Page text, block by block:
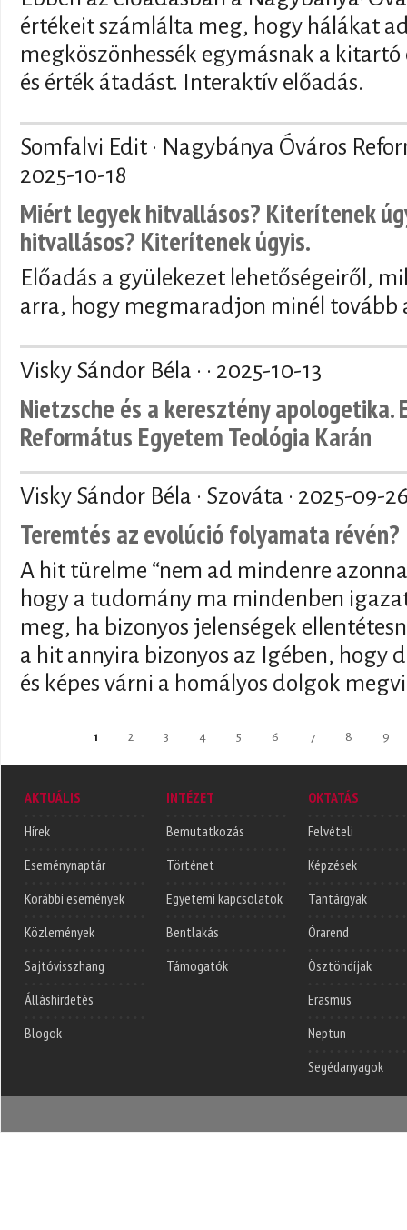
értékeit számlálta meg, hogy hálákat
megköszönhessék egymásnak a
és érték átadást. Interaktív előadás.
Somfalvi Edit · Nagybánya Óváros
2025-10-18
Miért legyek hitvallásos? Kiterítenek
hitvallásos? Kiterítenek úgyis.
Előadás a gyülekezet lehetőségeiről,
arra, hogy megmaradjon minél tovább
Visky Sándor Béla · · 2025-10-13
Nietzsche és a keresztény apologetika.
Református Egyetem Teológia Karán
Visky Sándor Béla · Szováta · 2025-09-
Teremtés az evolúció folyamata révén?
A hit türelme “nem ad mindenre
hogy a tudomány ma mindenben
meg, ha bizonyos jelenségek
a hit annyira bizonyos az Igében, hogy
és képes várni a homályos dolgok
1 2 3 4 5 6 7 8 9
AKTUÁLIS
Hírek
Eseménynaptár
Korábbi események
Közlemények
Sajtóvisszhang
Álláshirdetés
Blogok
INTÉZET
Bemutatkozás
Történet
Egyetemi kapcsolatok
Bentlakás
Támogatók
OKTATÁS
Felvételi
Képzések
Tantárgyak
Órarend
Ösztöndíjak
Erasmus
Neptun
Segédanyagok